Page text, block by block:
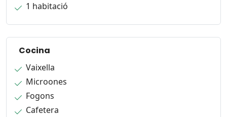
1 habitació
Cocina
Vaixella
Microones
Fogons
Cafetera